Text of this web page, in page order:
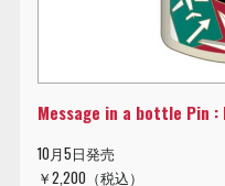
Message in a bottle Pin :
10月5日発売
￥2,200（税込）